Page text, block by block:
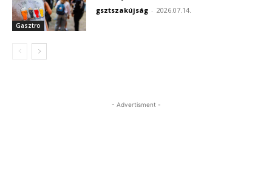
Gasztro
gsztszakújság - 2026.07.14.
- Advertisment -